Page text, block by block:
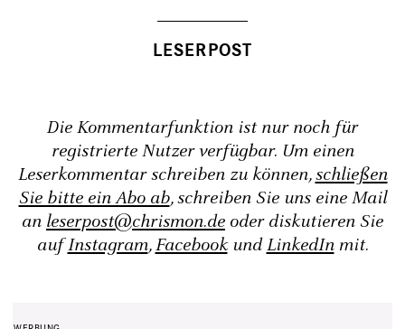
Die Kommentarfunktion ist nur noch für
registrierte Nutzer verfügbar. Um einen
Leserkommentar schreiben zu können,schließen
Sie bitte ein Abo ab, schreiben Sie uns eine Mail
an leserpost@chrismon.de oder diskutieren Sie
aufInstagram,FacebookundLinkedInmit.